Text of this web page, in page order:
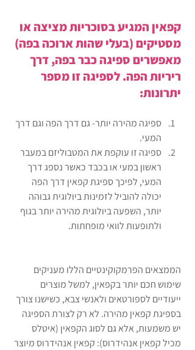
קפאין המגיע בסוכריות מציצה או
מסטיקים (בעלי שהות ארוכה בפה)
מאפשרים ספיגה כבר בפה, דרך
ריריות הפה. לספיגה זו מספר
יתרונות:
ספיגה מהירה יותר- גם דרך הפה וגם דרך
המעי.
ספיגה זו עוקפת את המטבוליזם במעבר
ראשון במעי או בכבד כאשר נספג דרך
המעי, לפיכך ספיגת קפאין דרך הפה
יכולה להוביל לזמינות ביולוגית גבוהה
יותר, השפעה ביולוגית מהירה יותר בגוף
ולתופעות לוואי מופחתות.
הממצאים הפרמקוקינטיים הללו מעניקים
שימוש חכם יותר בקפאין, למשל מוצרים
ייעודיים לספורטאים ולאנשי צבא, כשישנו צורך
בספיגת קפאין מהירה. לא רק לצורת הספיגה
יש משמעות, אלא גם לסוג הקפאין (איטלס
מכיל קפאין אנהידרוס): קפאין אנהידרוס מיוצר